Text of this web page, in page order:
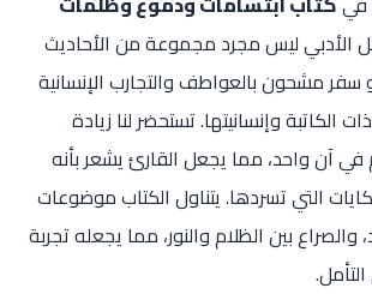
الأدبي ليس مجرد مجموعة من الأحاديث
سفر مشحون بالعواطف والتجارب الإنسانية
وإنسانيتها. تستحضر لنا زيادة
في آن واحد، مما يجعل القارئ يشعر بأنه
التي تسردها. يتناول الكتاب موضوعات
والصراع بين الظلام والنور، مما يجعله تجربة